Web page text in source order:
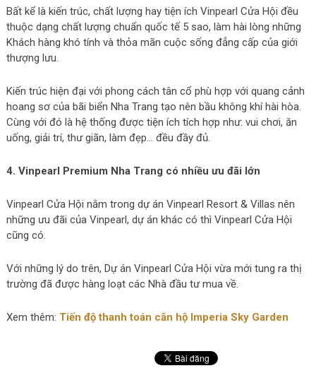
Bất kể là kiến trúc, chất lượng hay tiện ích Vinpearl Cửa Hội đều
thuộc dạng chất lượng chuẩn quốc tế 5 sao, làm hài lòng những
Khách hàng khó tính và thỏa mãn cuộc sống đẳng cấp của giới
thượng lưu.
Kiến trúc hiện đại với phong cách tân cổ phù hợp với quang cảnh
hoang sơ của bãi biển Nha Trang tạo nên bầu không khí hài hòa.
Cùng với đó là hệ thống được tiện ích tích hợp như: vui chơi, ăn
uống, giải trí, thư giãn, làm đẹp… đều đầy đủ.
4. Vinpearl Premium Nha Trang có nhiều ưu đãi lớn
Vinpearl Cửa Hội nằm trong dự án Vinpearl Resort & Villas nên
những ưu đãi của Vinpearl, dự án khác có thì Vinpearl Cửa Hội
cũng có.
Với những lý do trên, Dự án Vinpearl Cửa Hội vừa mới tung ra thị
trường đã được hàng loạt các Nhà đầu tư mua về.
Xem thêm: Tiến độ thanh toán căn hộ Imperia Sky Garden